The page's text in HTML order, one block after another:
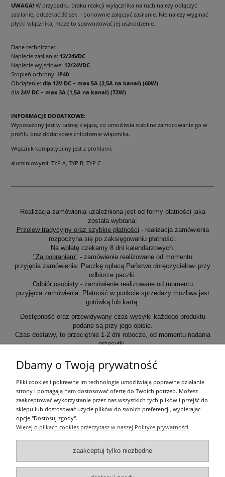
UWAGA! W przypadku braku reakcji wyłącznika na ruch należy odłączyć
zasilanie, odczekać 30 sek. i ponownie załączyć zasilanie. Nie należy wyginać
płytki włącznika, może to spowodować jej uszkodzenie.
Dane techniczne:
Napięcie zasilania: 12/24VDC
Napięcie wyjściowe: 12/24VDC
Stopień ochrony: IP40
Obciążenie: dla 12V DC – max 5A (2,5A na kanał) (60W)
dla 24V DC – max 3A (1,5A na kanał) (72W)
INFORMACJE DODATKOWE:
Wyposażony jest w taśmę klejącą, co umożliwia stabilne zamocowanie go w
profilu oraz dodatkowe chłodzenie włącznika.
Włącznik kompatybilny jest z profilami:
aluminiowymi: TYP A, TYP B, TYP C
Realizacja zamówienia uzależniona jest od formy płatności jaka
została wybrana:
Przelew tradycyjny oraz szybkie płatności - realizacja zamówienia
rozpoczyna się po zaksięgowaniu płatności.
Na wpłatę czekamy 8 dni kalendarzowych.
"Za pobraniem" - zamówienie realizowane od momentu
przyjęcia zamówienia. Paczkę opłacą Państwo doręczycielowi przy
odbiorze paczki.
Odbiór osobisty- zamówienie realizowane od momentu
przyjęcia zamówienia. Płatność w punkcie sprzedaży możliwa jest
gotówką lub kartą.
Dostępność oraz przewidywany czas wysyłki każdego produktu
podane są przy jego opisie.
Czas dostawy, to przeciętnie 1-2 dni robocze, od momentu nadania
przesyłki.
Informacje ogólne
Zakupy
Moje konto
Pozostałe
Dbamy o Twoją prywatność
Pliki cookies i pokrewne im technologie umożliwiają poprawne działanie
strony i pomagają nam dostosować ofertę do Twoich potrzeb. Możesz
zaakceptować wykorzystanie przez nas wszystkich tych plików i przejść do
sklepu lub dostosować użycie plików do swoich preferencji, wybierając
opcję "Dostosuj zgody".
Więcej o plikach cookies przeczytasz w naszej Polityce prywatności.
zaakceptuj tylko niezbędne